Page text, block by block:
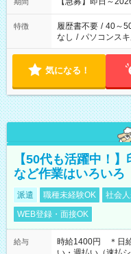
特徴 履歴書不要 / 40～
なし / パソコンス
気になる！
【50代も活躍中！
など作業はいろいろ
派遣 職種未経験OK 社会
WEB登録・面接OK
給与
時給1400円 ＊日